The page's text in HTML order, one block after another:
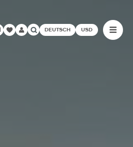
DEUTSCH USD